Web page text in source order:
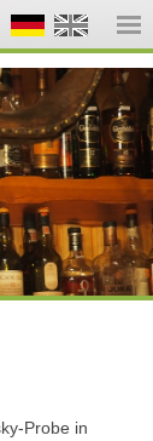
Probe in